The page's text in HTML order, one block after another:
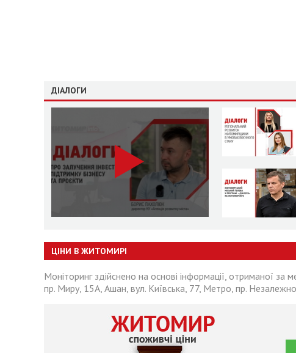
ДІАЛОГИ
ЦІНИ В ЖИТОМИРІ
Моніторинг здійснено на основі інформації, отриманої
пр. Миру, 15А, Ашан, вул. Київська, 77, Метро, пр.